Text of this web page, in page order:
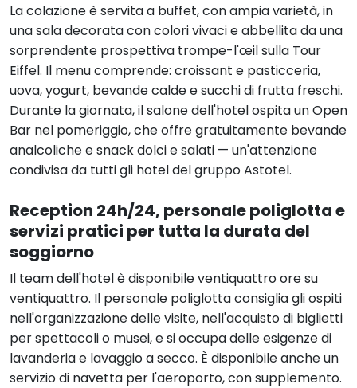
La colazione è servita a buffet, con ampia varietà, in
una sala decorata con colori vivaci e abbellita da una
sorprendente prospettiva trompe-l'œil sulla Tour
Eiffel. Il menu comprende: croissant e pasticceria,
uova, yogurt, bevande calde e succhi di frutta freschi.
Durante la giornata, il salone dell'hotel ospita un Open
Bar nel pomeriggio, che offre gratuitamente bevande
analcoliche e snack dolci e salati — un'attenzione
condivisa da tutti gli hotel del gruppo Astotel.
Reception 24h/24, personale poliglotta e
servizi pratici per tutta la durata del
soggiorno
Il team dell'hotel è disponibile ventiquattro ore su
ventiquattro. Il personale poliglotta consiglia gli ospiti
nell'organizzazione delle visite, nell'acquisto di biglietti
per spettacoli o musei, e si occupa delle esigenze di
lavanderia e lavaggio a secco. È disponibile anche un
servizio di navetta per l'aeroporto, con supplemento.